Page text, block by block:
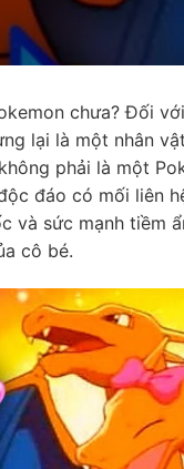
chưa? Đối
lại là một nhân
phải là một
đáo có mối liên
sức mạnh tiềm
cô bé.